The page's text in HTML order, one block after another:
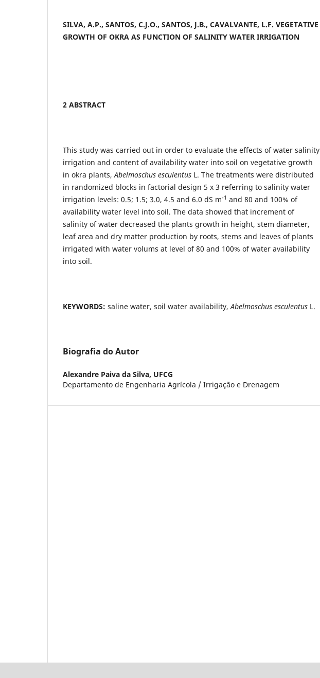
SILVA, A.P., SANTOS, C.J.O., SANTOS, J.B., CAVALVANTE, L.F. VEGETATIVE
GROWTH OF OKRA AS FUNCTION OF SALINITY WATER IRRIGATION
2 ABSTRACT
This study was carried out in order to evaluate the effects of water salinity
irrigation and content of availability water into soil on vegetative growth
in okra plants,Abelmoschus esculentus L. The treatments were distributed
in randomized blocks in factorial design 5 x 3 referring to salinity water
irrigation levels: 0.5; 1.5; 3.0, 4.5 and 6.0 dS m-1 and 80 and 100% of
availability water level into soil. The data showed that increment of
salinity of water decreased the plants growth in height, stem diameter,
leaf area and dry matter production by roots, stems and leaves of plants
irrigated with water volums at level of 80 and 100% of water availability
into soil.
KEYWORDS: saline water, soil water availability,Abelmoschus esculentus L.
Biografia do Autor
Alexandre Paiva da Silva, UFCG
Departamento de Engenharia Agrícola / Irrigação e Drenagem